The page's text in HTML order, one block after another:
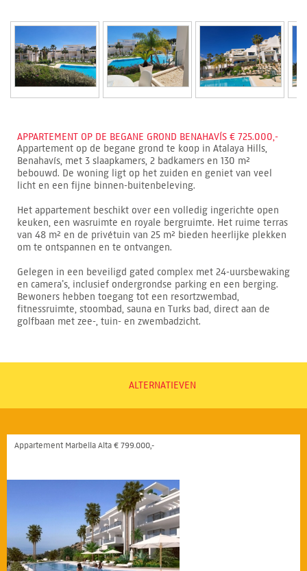
APPARTEMENT OP DE BEGANE GROND BENAHAVÍS € 725.000,-
Appartement op de begane grond te koop in Atalaya Hills,
Benahavís, met 3 slaapkamers, 2 badkamers en 130 m²
bebouwd. De woning ligt op het zuiden en geniet van veel
licht en een fijne binnen-buitenbeleving.
Het appartement beschikt over een volledig ingerichte open
keuken, een wasruimte en royale bergruimte. Het ruime terras
van 48 m² en de privétuin van 25 m² bieden heerlijke plekken
om te ontspannen en te ontvangen.
Gelegen in een beveiligd gated complex met 24-uursbewaking
en camera’s, inclusief ondergrondse parking en een berging.
Bewoners hebben toegang tot een resortzwembad,
fitnessruimte, stoombad, sauna en Turks bad, direct aan de
golfbaan met zee-, tuin- en zwembadzicht.
ALTERNATIEVEN
Appartement Marbella Alta € 799.000,-